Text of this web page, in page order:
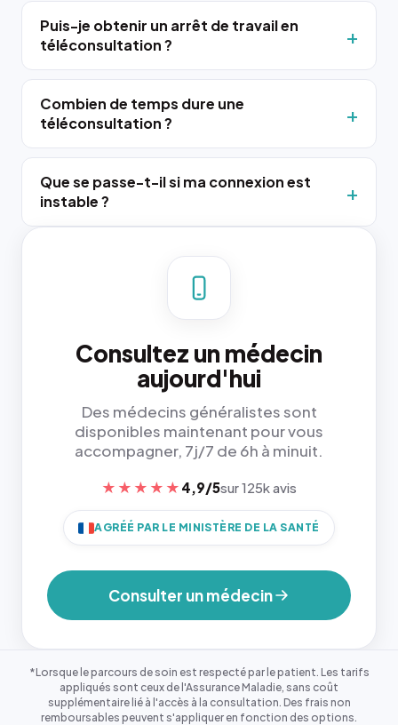
Puis-je obtenir un arrêt de travail en
téléconsultation ?
Combien de temps dure une
téléconsultation ?
Que se passe-t-il si ma connexion est
instable ?
Consultez un médecin
aujourd'hui
Des médecins généralistes sont
disponibles maintenant pour vous
accompagner, 7j/7 de 6h à minuit.
★★★★★ 4,9/5sur 125k avis
AGRÉÉ PAR LE MINISTÈRE DE LA SANTÉ
Consulter un médecin
*Lorsque le parcours de soin est respecté par le patient. Les tarifs
appliqués sont ceux de l'Assurance Maladie, sans coût
supplémentaire lié à l'accès à la consultation. Des frais non
remboursables peuvent s'appliquer en fonction des options.